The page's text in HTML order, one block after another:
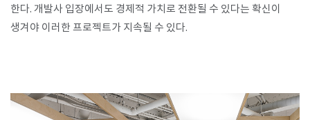
한다. 개발사 입장에서도 경제적 가치로 전환될 수 있다는 확신이
생겨야 이러한 프로젝트가 지속될 수 있다.